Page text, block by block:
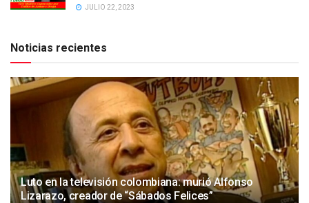
JULIO 22, 2023
Noticias recientes
Luto en la televisión colombiana: murió Alfonso
Lizarazo, creador de “Sábados Felices”